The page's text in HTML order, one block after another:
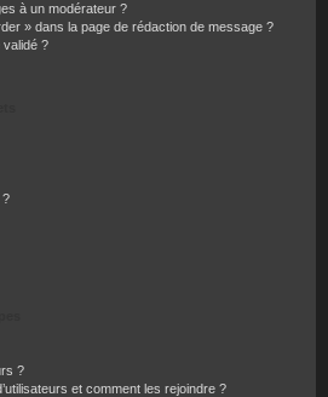
à un modérateur ?
» dans la page de rédaction de message ?
validé ?
?
?
et comment les rejoindre ?